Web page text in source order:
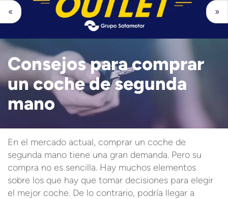
»
«
Consejos para comprar
un coche de segunda
mano
En el mercado actual, comprar un coche de
segunda mano tiene una gran demanda. Pero su
compra no es sencilla. Hay muchos elementos
sobre los que hay que tomar decisiones para elegir
el mejor coche. De lo contrario, podría llegar a